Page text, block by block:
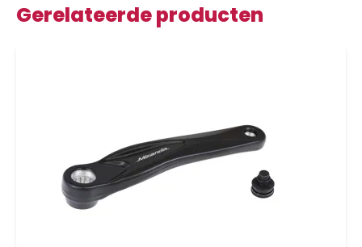
Gerelateerde producten